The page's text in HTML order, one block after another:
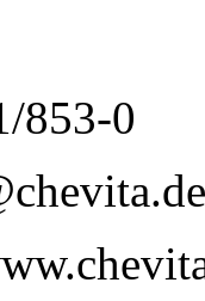
853-0